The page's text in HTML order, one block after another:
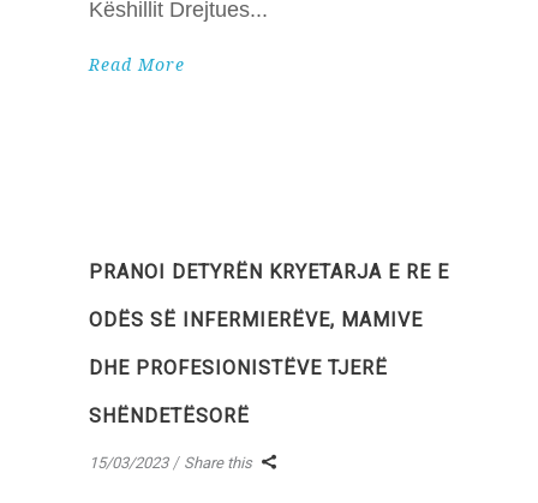
Këshillit Drejtues
Read More
PRANOI DETYRËN KRYETARJA E RE E
ODËS SË INFERMIERËVE, MAMIVE
DHE PROFESIONISTËVE TJERË
SHËNDETËSORË
15/03/2023 Share this